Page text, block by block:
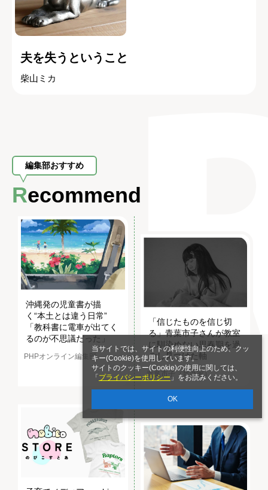
当サイトでは、サイトの利便性向上のため、クッ
キー(Cookie)を使用しています。
サイトのクッキー(Cookie)の使用に関しては、
「 プライバシーポリシー 」をお読みください。
OK
夫を失うということ
柴山ミカ
編集部おすすめ
Recommend
沖縄発の児童書が描
く“本土とは違う日常”
「教科書に電車が出てく
るのが不思議だった」
PHPオンライン編集部
「信じたものを信じ切
る」青葉市子さんが教室
に馴染めない思春期を過
ごし見つけた軸
青葉市子（音楽家）